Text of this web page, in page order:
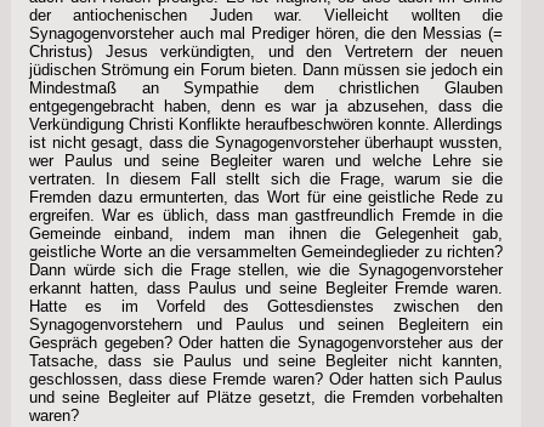
der antiochenischen Juden war. Vielleicht wollten die
Synagogenvorsteher auch mal Prediger hören, die den Messias (=
Christus) Jesus verkündigten, und den Vertretern der neuen
jüdischen Strömung ein Forum bieten. Dann müssen sie jedoch ein
Mindestmaß an Sympathie dem christlichen Glauben
entgegengebracht haben, denn es war ja abzusehen, dass die
Verkündigung Christi Konflikte heraufbeschwören konnte. Allerdings
ist nicht gesagt, dass die Synagogenvorsteher überhaupt wussten,
wer Paulus und seine Begleiter waren und welche Lehre sie
vertraten. In diesem Fall stellt sich die Frage, warum sie die
Fremden dazu ermunterten, das Wort für eine geistliche Rede zu
ergreifen. War es üblich, dass man gastfreundlich Fremde in die
Gemeinde einband, indem man ihnen die Gelegenheit gab,
geistliche Worte an die versammelten Gemeindeglieder zu richten?
Dann würde sich die Frage stellen, wie die Synagogenvorsteher
erkannt hatten, dass Paulus und seine Begleiter Fremde waren.
Hatte es im Vorfeld des Gottesdienstes zwischen den
Synagogenvorstehern und Paulus und seinen Begleitern ein
Gespräch gegeben? Oder hatten die Synagogenvorsteher aus der
Tatsache, dass sie Paulus und seine Begleiter nicht kannten,
geschlossen, dass diese Fremde waren? Oder hatten sich Paulus
und seine Begleiter auf Plätze gesetzt, die Fremden vorbehalten
waren?